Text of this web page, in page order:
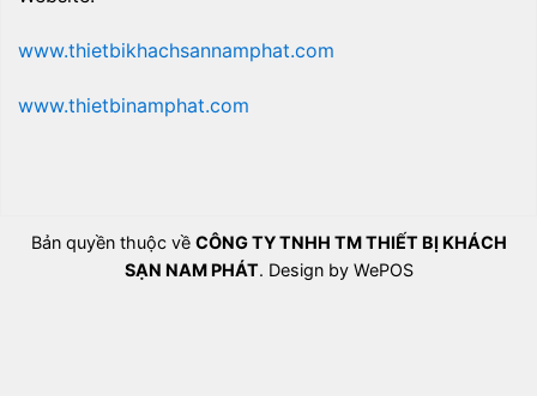
www.thietbikhachsannamphat.com
www.thietbinamphat.com
Bản quyền thuộc về CÔNG TY TNHH TM THIẾT BỊ KHÁCH
SẠN NAM PHÁT. Design by WePOS